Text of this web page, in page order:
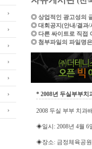
◎ 상업적인 광고성의
◎ 대회공지(안내/결과/
◎ 다른 싸이트로 직접
◎ 첨부파일의 파일명
* 2008년 두실부부치
2008 두실 부부 치과
◈일시: 2008년 4월 6
◈장소: 금정체육공